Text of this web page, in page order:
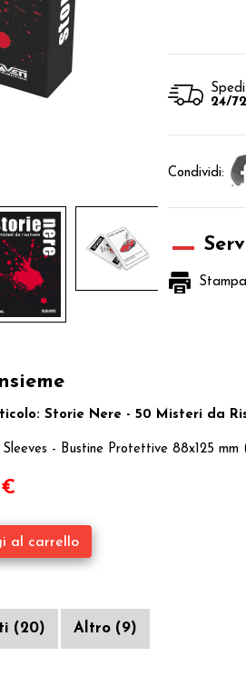
24/
Condividi:
Stampa
Storie Nere - 50 Misteri da
Sleeves - Bustine Protettive 88x125 mm
€
(20) Altro (9)